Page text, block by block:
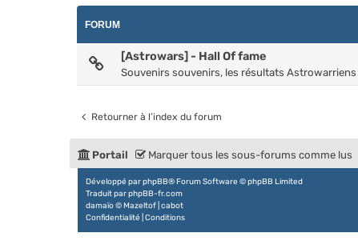
FORUM
[Astrowars] - Hall Of fame
Souvenirs souvenirs, les résultats
Retourner à l’index du forum
Portail Marquer tous les sous-forums comme lus
Développé parphpBB® Forum Software © phpBB Limited
Traduit parphpBB-fr.com
damaïo ©Mazeltof cabot
Confidentialité Conditions